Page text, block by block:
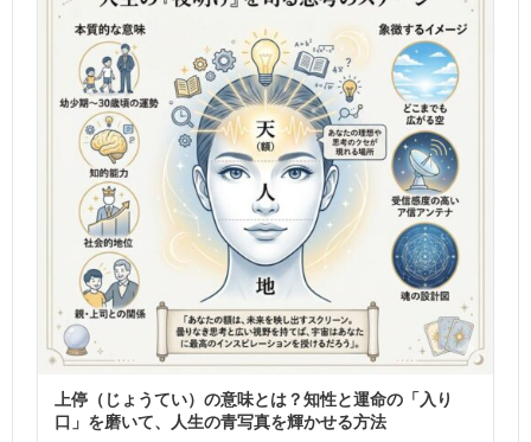
上停（じょうてい）の意味とは？知性と運命の「入り
口」を磨いて、人生の青写真を輝かせる方法